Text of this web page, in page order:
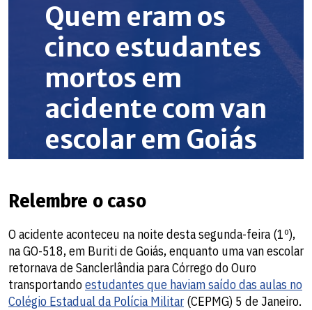
Relembre o caso
O acidente aconteceu na noite desta segunda-feira (1º),
na GO-518, em Buriti de Goiás, enquanto uma van escolar
retornava de Sanclerlândia para Córrego do Ouro
transportandoestudantes que haviam saído das aulas no
Colégio Estadual da Polícia Militar(CEPMG) 5 de Janeiro.